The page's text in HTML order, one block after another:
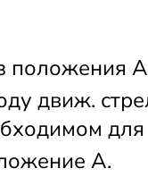
положения
движ.
А.